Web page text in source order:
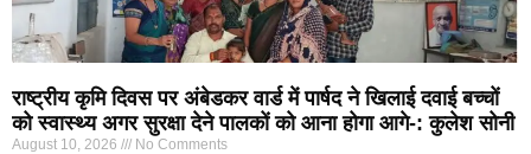
राष्ट्रीय कृमि दिवस पर अंबेडकर वार्ड में पार्षद ने खिलाई दवाई बच्चों
को स्वास्थ्य अगर सुरक्षा देने पालकों को आना होगा आगे-: कुलेश सोनी
August 10, 2026 No Comments